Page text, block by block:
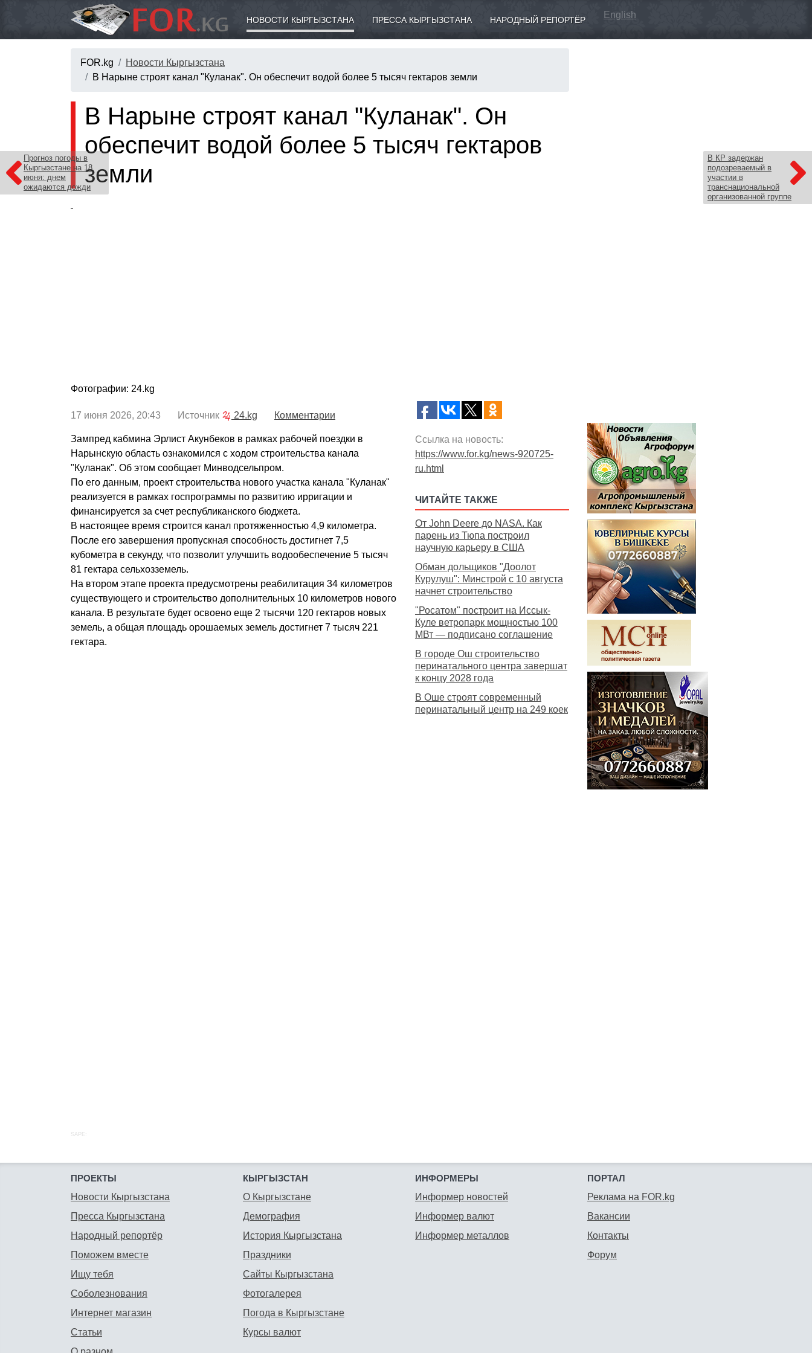
НОВОСТИ КЫРГЫЗСТАНА ПРЕССА КЫРГЫЗСТАНА НАРОДНЫЙ РЕПОРТЁР English
FOR.kg
Новости Кыргызстана
В Нарыне строят канал "Куланак". Он обеспечит водой более 5 тысяч гектаров земли
Прогноз погоды в
Кыргызстане на 18
июня: днем
ожидаются дожди
В КР задержан
подозреваемый в
участии в
транснациональной
организованной группе
В Нарыне строят канал "Куланак". Он
обеспечит водой более 5 тысяч гектаров
земли
Фотографии: 24.kg
17 июня 2026, 20:43 Источник 24.kg Комментарии
Зампред кабмина Эрлист Акунбеков в рамках рабочей поездки в
Нарынскую область ознакомился с ходом строительства канала
"Куланак". Об этом сообщает Минводсельпром.
По его данным, проект строительства нового участка канала "Куланак"
реализуется в рамках госпрограммы по развитию ирригации и
финансируется за счет республиканского бюджета.
В настоящее время строится канал протяженностью 4,9 километра.
После его завершения пропускная способность достигнет 7,5
кубометра в секунду, что позволит улучшить водообеспечение 5 тысяч
81 гектара сельхозземель.
На втором этапе проекта предусмотрены реабилитация 34 километров
существующего и строительство дополнительных 10 километров нового
канала. В результате будет освоено еще 2 тысячи 120 гектаров новых
земель, а общая площадь орошаемых земель достигнет 7 тысяч 221
гектара.
Ссылка на новость:
https://www.for.kg/news-920725-
ru.html
ЧИТАЙТЕ ТАКЖЕ
От John Deere до NASA. Как
парень из Тюпа построил
научную карьеру в США
Обман дольщиков "Доолот
Курулуш": Минстрой с 10 августа
начнет строительство
"Росатом" построит на Иссык-
Куле ветропарк мощностью 100
МВт — подписано соглашение
В городе Ош строительство
перинатального центра завершат
к концу 2028 года
В Оше строят современный
перинатальный центр на 249 коек
SAPE:
ПРОЕКТЫ
Новости Кыргызстана
Пресса Кыргызстана
Народный репортёр
Поможем вместе
Ищу тебя
Соболезнования
Интернет магазин
Статьи
КЫРГЫЗСТАН
О Кыргызстане
Демография
История Кыргызстана
Праздники
Сайты Кыргызстана
Фотогалерея
Погода в Кыргызстане
Курсы валют
ИНФОРМЕРЫ
Информер новостей
Информер валют
Информер металлов
ПОРТАЛ
Реклама на FOR.kg
Вакансии
Контакты
Форум